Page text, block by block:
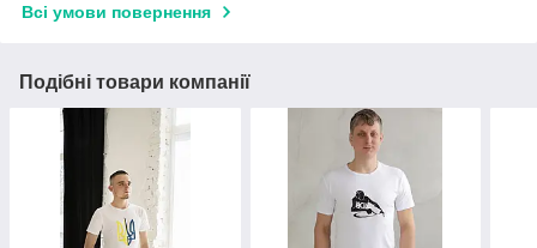
Всі умови повернення
Подібні товари компанії